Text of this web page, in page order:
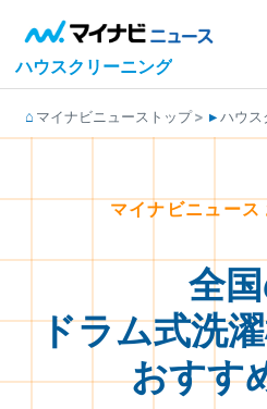
ハウスクリーニング
マイナビニューストップ ハウス
マイナビニュース
全
ドラム式洗
おすす